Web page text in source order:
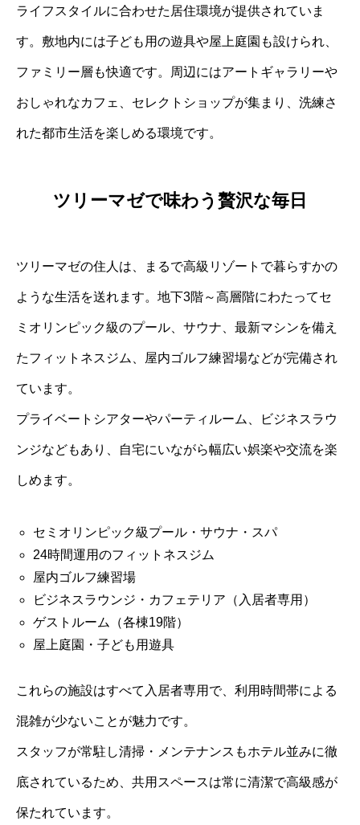
ライフスタイルに合わせた居住環境が提供されていま
す。敷地内には子ども用の遊具や屋上庭園も設けられ、
ファミリー層も快適です。周辺にはアートギャラリーや
おしゃれなカフェ、セレクトショップが集まり、洗練さ
れた都市生活を楽しめる環境です。
ツリーマゼで味わう贅沢な毎日
ツリーマゼの住人は、まるで高級リゾートで暮らすかの
ような生活を送れます。地下3階～高層階にわたってセ
ミオリンピック級のプール、サウナ、最新マシンを備え
たフィットネスジム、屋内ゴルフ練習場などが完備され
ています。
プライベートシアターやパーティルーム、ビジネスラウ
ンジなどもあり、自宅にいながら幅広い娯楽や交流を楽
しめます。
セミオリンピック級プール・サウナ・スパ
24時間運用のフィットネスジム
屋内ゴルフ練習場
ビジネスラウンジ・カフェテリア（入居者専用）
ゲストルーム（各棟19階）
屋上庭園・子ども用遊具
これらの施設はすべて入居者専用で、利用時間帯による
混雑が少ないことが魅力です。
スタッフが常駐し清掃・メンテナンスもホテル並みに徹
底されているため、共用スペースは常に清潔で高級感が
保たれています。